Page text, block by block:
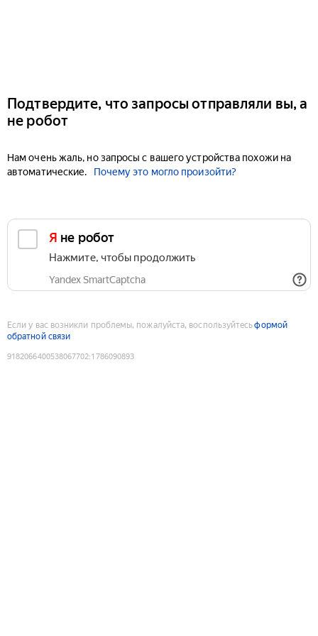
Подтвердите, что запросы отправляли вы, а
не робот
Нам очень жаль, но запросы с вашего устройства похожи на
автоматические.
Почему это могло произойти?
Я не робот
Нажмите, чтобы продолжить
Yandex SmartCaptcha
Если у вас возникли проблемы, пожалуйста, воспользуйтесьформой
обратной связи
9182066400538067702:1786090893